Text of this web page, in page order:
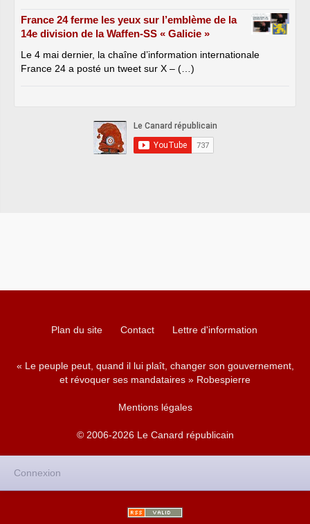
France 24 ferme les yeux sur l’emblème de la
14e division de la Waffen-SS « Galicie »
Le 4 mai dernier, la chaîne d’information internationale
France 24 a posté un tweet sur X – (…)
Plan du site Contact Lettre d'information
« Le peuple peut, quand il lui plaît, changer son gouvernement,
et révoquer ses mandataires » Robespierre
Mentions légales
© 2006-2026 Le Canard républicain
Connexion